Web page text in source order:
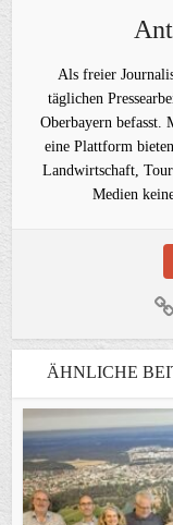
Als freier
täglichen
Oberbayern befasst.
eine Plattform
Landwirtschaft,
Medien
ÄHNLICHE